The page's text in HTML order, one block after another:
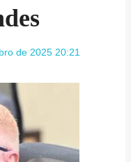
de 2025 20:21